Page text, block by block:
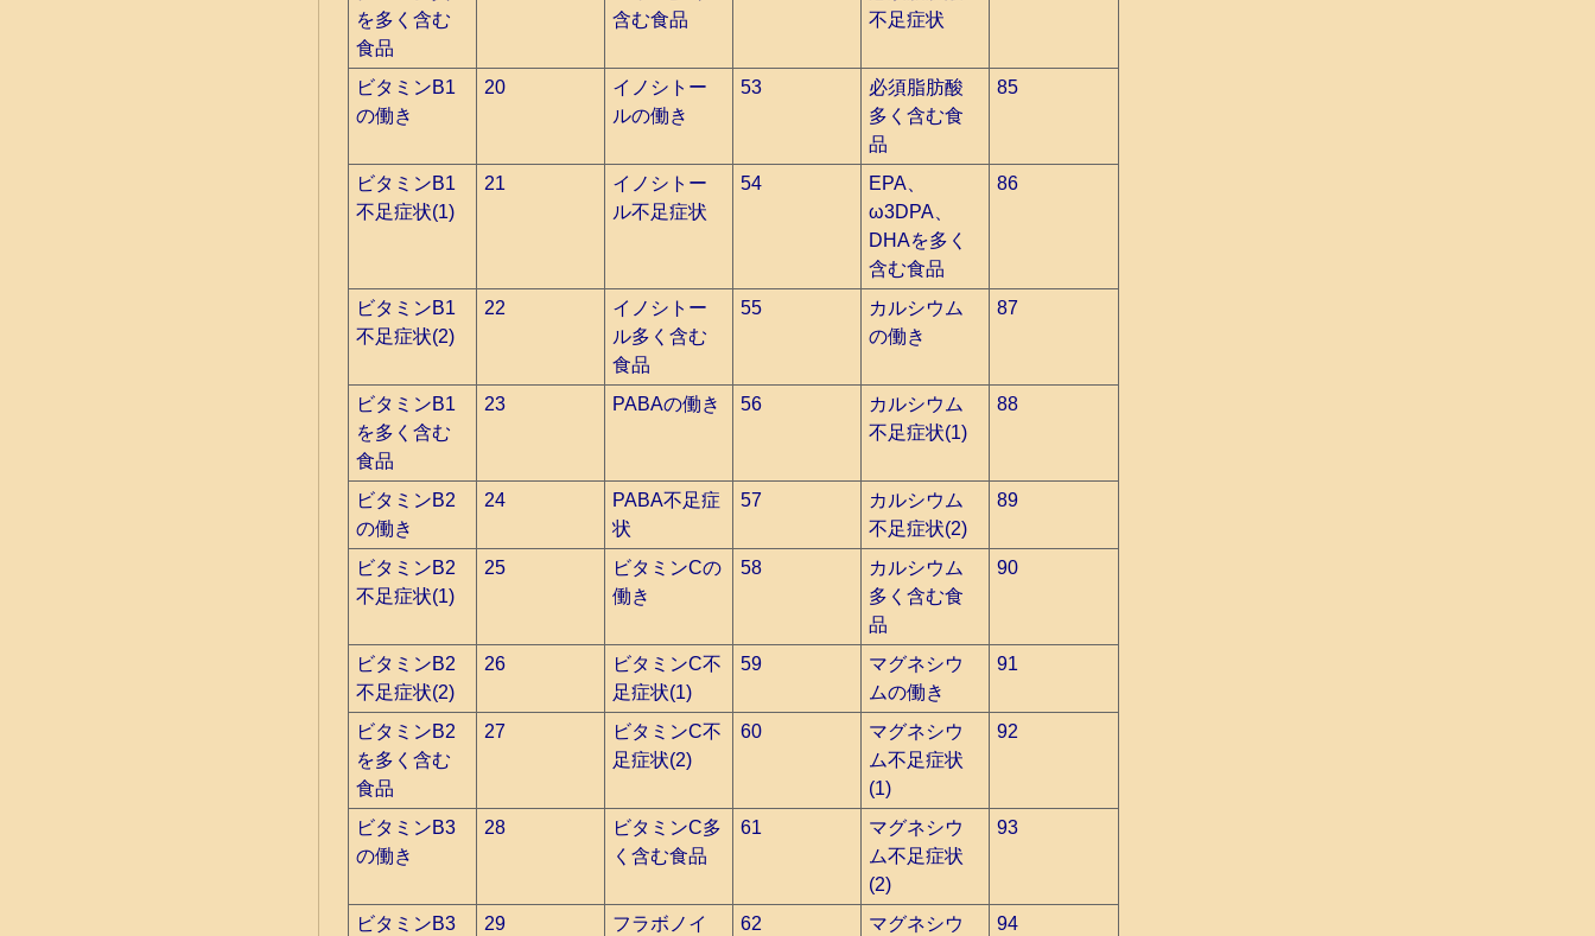
を多く含む
食品
含む食品
不足症状
ビタミンB1
の働き
20
イノシトー
ルの働き
53
必須脂肪酸
多く含む食
品
85
ビタミンB1
不足症状(1)
21
イノシトー
ル不足症状
54
EPA、
ω3DPA、
DHAを多く
含む食品
86
ビタミンB1
不足症状(2)
22
イノシトー
ル多く含む
食品
55
カルシウム
の働き
87
ビタミンB1
を多く含む
食品
23 PABAの働き 56
カルシウム
不足症状(1)
88
ビタミンB2
の働き
24
PABA不足症
状
57
カルシウム
不足症状(2)
89
ビタミンB2
不足症状(1)
25
ビタミンCの
働き
58
カルシウム
多く含む食
品
90
ビタミンB2
不足症状(2)
26
ビタミンC不
足症状(1)
59
マグネシウ
ムの働き
91
ビタミンB2
を多く含む
食品
27
ビタミンC不
足症状(2)
60
マグネシウ
ム不足症状
(1)
92
ビタミンB3
の働き
28
ビタミンC多
く含む食品
61
マグネシウ
ム不足症状
(2)
93
ビタミンB3
29
フラボノイ
62
マグネシウ
94